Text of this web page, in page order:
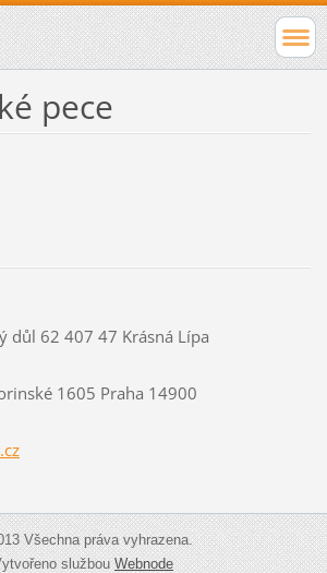
pece
důl 62 407 47 Krásná Lípa
1605 Praha 14900
.cz
Všechna práva vyhrazena.
službouWebnode